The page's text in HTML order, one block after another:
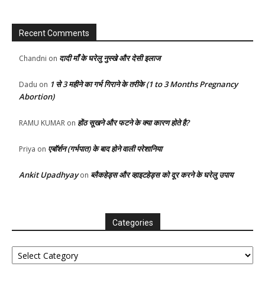
Recent Comments
Chandni on दादी माँ के घरेलु नुस्खे और देसी इलाज
Dadu on 1 से 3 महीने का गर्भ गिराने के तरीके (1 to 3 Months Pregnancy
Abortion)
RAMU KUMAR on होंठ सूखने और फटने के क्या कारण होते है?
Priya on एबॉर्शन (गर्भपात) के बाद होने वाली परेशानिया
Ankit Upadhyayon ब्लैकहेड्स और व्हाइटहेड्स को दूर करने के घरेलु उपाय
Categories
Categories